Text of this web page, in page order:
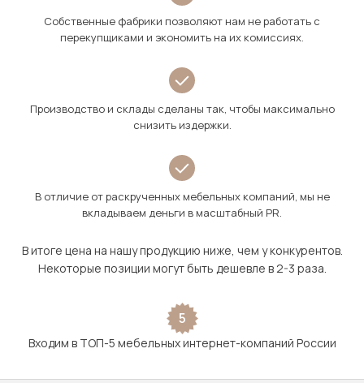
Собственные фабрики позволяют нам не работать с
перекупщиками и экономить на их комиссиях.
Производство и склады сделаны так, чтобы максимально
снизить издержки.
В отличие от раскрученных мебельных компаний, мы не
вкладываем деньги в масштабный PR.
В итоге цена на нашу продукцию ниже, чем у конкурентов.
Некоторые позиции могут быть дешевле в 2-3 раза.
5
Входим в ТОП-5 мебельных интернет-компаний России